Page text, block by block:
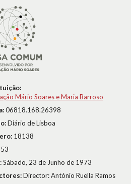
Mário Soares e Maria Barroso
06818.168.26398
Diário de Lisboa
18138
53
Sábado, 23 de Junho de 1973
Director: António Ruella Ramos